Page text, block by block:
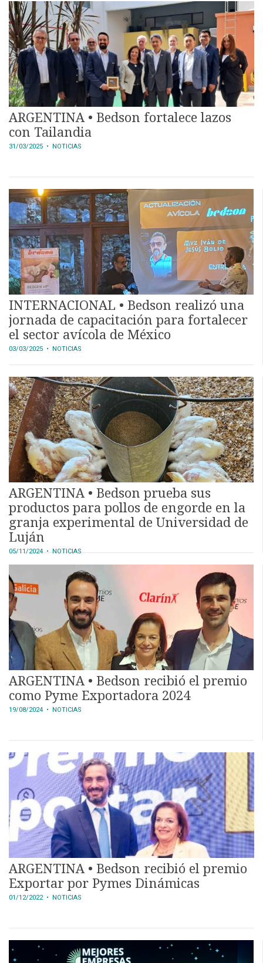
ARGENTINA • Bedson fortalece lazos
con Tailandia
31/03/2025 • NOTICIAS
INTERNACIONAL • Bedson realizó una
jornada de capacitación para fortalecer
el sector avícola de México
03/03/2025 • NOTICIAS
ARGENTINA • Bedson prueba sus
productos para pollos de engorde en la
granja experimental de Universidad de
Luján
05/11/2024 • NOTICIAS
ARGENTINA • Bedson recibió el premio
como Pyme Exportadora 2024
19/08/2024 • NOTICIAS
ARGENTINA • Bedson recibió el premio
Exportar por Pymes Dinámicas
01/12/2022• NOTICIAS